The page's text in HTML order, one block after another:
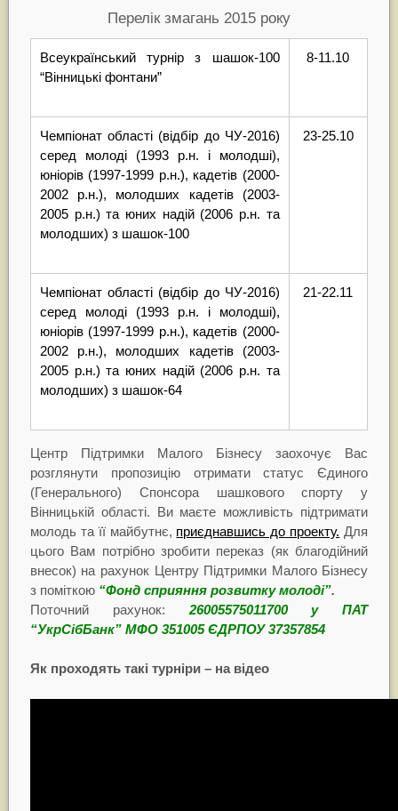
Перелік змагань 2015 року
Всеукраїнський турнір з шашок-100
“Вінницькі фонтани”
8-11.10
Чемпіонат області (відбір до ЧУ-2016)
серед молоді (1993 р.н. і молодші),
юніорів (1997-1999 р.н.), кадетів (2000-
2002 р.н.), молодших кадетів (2003-
2005 р.н.) та юних надій (2006 р.н. та
молодших) з шашок-100
23-25.10
Чемпіонат області (відбір до ЧУ-2016)
серед молоді (1993 р.н. і молодші),
юніорів (1997-1999 р.н.), кадетів (2000-
2002 р.н.), молодших кадетів (2003-
2005 р.н.) та юних надій (2006 р.н. та
молодших) з шашок-64
21-22.11
Центр Підтримки Малого Бізнесу заохочує Вас
розглянути пропозицію отримати статус Єдиного
(Генерального) Спонсора шашкового спорту у
Вінницькій області. Ви маєте можливість підтримати
молодь та її майбутнє, приєднавшись до проекту. Для
цього Вам потрібно зробити переказ (як благодійний
внесок) на рахунок Центру Підтримки Малого Бізнесу
з поміткою“Фонд сприяння розвитку молоді”.
Поточний рахунок: 26005575011700 у ПАТ
“УкрСібБанк” МФО 351005 ЄДРПОУ 37357854
Як проходять такі турніри – на відео